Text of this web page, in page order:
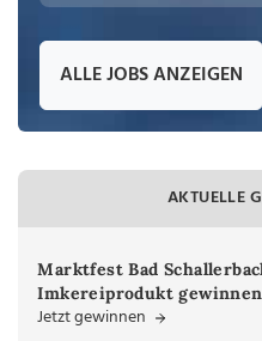
ALLE JOBS ANZEIGEN
AKTUELLE
Marktfest Bad
Imkereiprodukt gewinnen
Jetzt gewinnen